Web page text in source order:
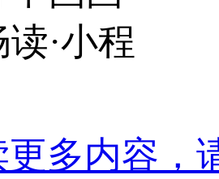
更多内容，